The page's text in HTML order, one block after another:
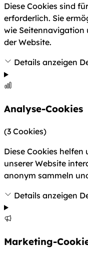
Diese Cookies sind
erforderlich. Sie
wie Seitennavigation
der Website.
Details anzeigen
Analyse-Cookies
(3 Cookies)
Diese Cookies helfen
unserer Website
anonym sammeln
Details anzeigen
Marketing-